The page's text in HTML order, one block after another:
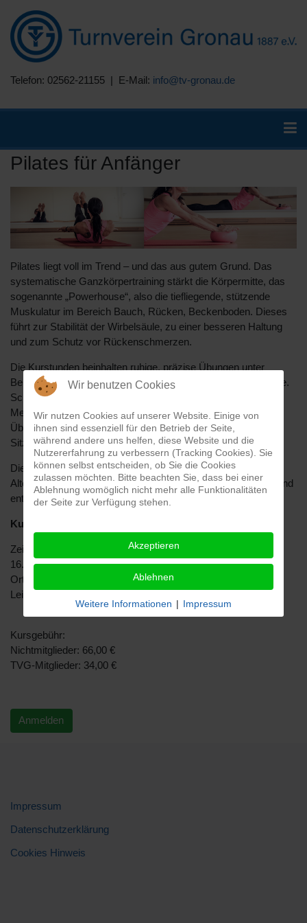
Telefon: 02562-21155 | E-Mail: info@tv-gronau.de
Pilates für Anfänger
Pilates liegt voll im Trend – und das aus gutem Grund. Das
systematische Ganzkörpertraining stärkt die Körpermitte, das
sogenannte „Powerhouse“, also die tiefliegende, stützende
Muskulatur im Bereich Bauch, Rücken, Beckenboden. Dieses
führt zur Stabilität der Wirbelsäule, zu einer besseren Haltung
und zum Schutz vor Rückenschmerzen.
Die Kurstunden beinhalten ruhige, präzise Übungen unter
Berücksichtigung der Atemtechnik im Stand und auf der Matte.
Schritt für Schritt werden die Bewegungsprinzipien der Pilates
Methode vermittelt und im Laufe des Kurses wird das
Übungsprogramm mit Pilates-Equipment wie Pilates-Rolle,
Sitzball oder Pilates-Ring ergänzt.
Dieser Kurs richtet sich ausschließlich an Einsteiger jeden
Alters ohne Vorkenntnisse. Also sanft starten, stark werden und
entdecken wie gut dir Pilates tut ist das Ziel.
Kurs 1
Zeit: mittwochs, 19.00 – 20.00 Uhr | Beginn: Mittwoch,
16.09.2026 (12 Mal)
Ort: TVG-Vereinsheim, Laubstiege 42
Leitung:
Kursgebühr:
Nichtmitglieder: 66,00 €
TVG-Mitglieder: 34,00 €
Anmelden
Impressum
Datenschutzerklärung
Cookies Hinweis
Wir benutzen Cookies
Wir nutzen Cookies auf unserer Website. Einige von
ihnen sind essenziell für den Betrieb der Seite,
während andere uns helfen, diese Website und die
Nutzererfahrung zu verbessern (Tracking Cookies). Sie
können selbst entscheiden, ob Sie die Cookies
zulassen möchten. Bitte beachten Sie, dass bei einer
Ablehnung womöglich nicht mehr alle Funktionalitäten
der Seite zur Verfügung stehen.
Akzeptieren
Ablehnen
Weitere Informationen | Impressum